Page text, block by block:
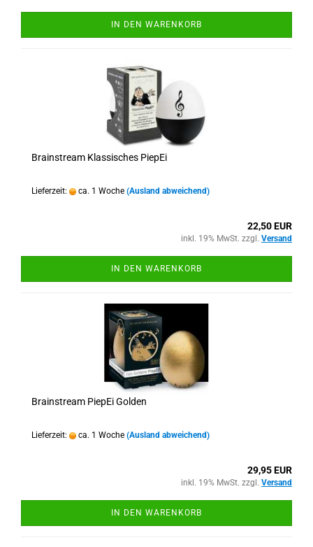
IN DEN WARENKORB
Brainstream Klassisches PiepEi
Lieferzeit: ca. 1 Woche (Ausland abweichend)
22,50 EUR
inkl. 19% MwSt. zzgl. Versand
IN DEN WARENKORB
Brainstream PiepEi Golden
Lieferzeit: ca. 1 Woche (Ausland abweichend)
29,95 EUR
inkl. 19% MwSt. zzgl. Versand
IN DEN WARENKORB